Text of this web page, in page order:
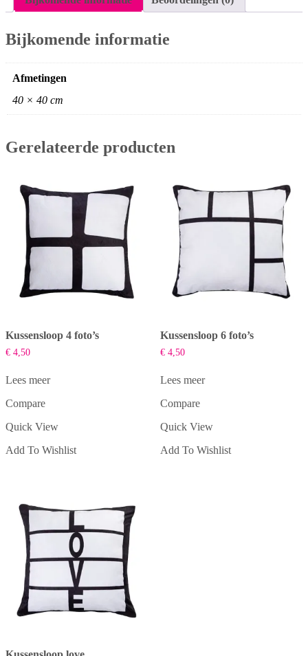
Bijkomende informatie
Afmetingen
40 × 40 cm
Gerelateerde producten
Kussensloop 4 foto’s
€ 4,50
Lees meer
Compare
Quick View
Add To Wishlist
Kussensloop 6 foto’s
€4,50
Lees meer
Compare
Quick View
Add To Wishlist